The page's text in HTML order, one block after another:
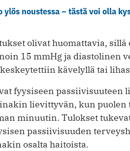
ylös noustessa – tästä voi olla
olivat huomattavia,
15 mmHg ja diastolinen
kävelyllä tai
fyysiseen passiivisuuteen
lievittyvän, kun puolen
minuutin. Tulokset
passiivisuuden
osalta haitoista.